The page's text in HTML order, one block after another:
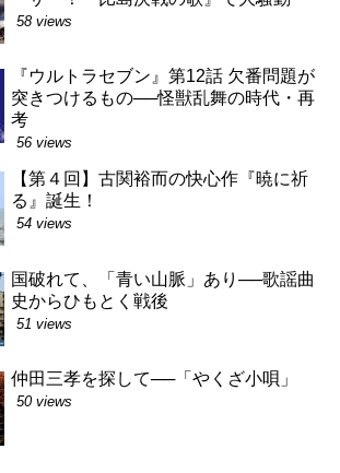
58 views
『ウルトラセブン』第12話 欠番問題が
突きつけるもの──怪獣乱舞の時代・再
考
56 views
【第４回】古関裕而の快心作『暁に祈
る』誕生！
54 views
国破れて、「青い山脈」あり──歌謡曲
史からひもとく戦後
51 views
仲田三孝を探して──「やくざ小唄」
50 views